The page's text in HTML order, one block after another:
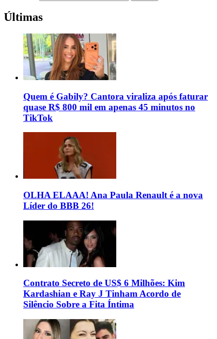
Últimas
Quem é Gabily? Cantora viraliza após faturar
quase R$ 800 mil em apenas 45 minutos no
TikTok
OLHA ELAAA! Ana Paula Renault é a nova
Líder do BBB 26!
Contrato Secreto de US$ 6 Milhões: Kim
Kardashian e Ray J Tinham Acordo de
Silêncio Sobre a Fita Íntima